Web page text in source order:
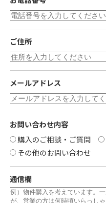
ご住所
メールアドレス
お問い合わせ内容
購入のご相談・ご質問
その他のお問い合わせ
通信欄